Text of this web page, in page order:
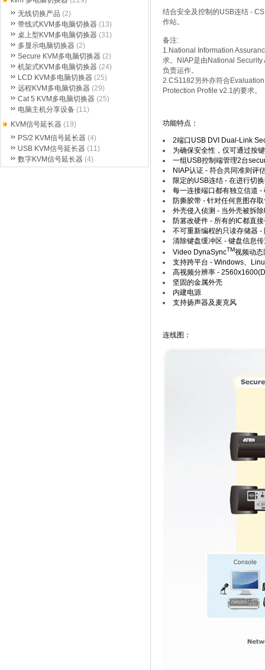
结合安全及控制的USB连结 -
作站。
备注:
1.National Information
求。NIAP是由National
负责运作。
2.CS1182另外亦符合
Protection Profile v2.1的要求。
功能特点：
2端口USB DVI Dual-Link
为确保安全性，仅可通过按
一组USB控制端管理2台
NIAP认证 - 符合共同准则评
限定的USB连结 - 在进行切
每一连接端口都有独立信道
防撕胶带 - 针对任何意图存
外壳侵入侦测 - 当外壳被拆
防篡改硬件 - 所有的IC都直
不可重新编程的只读存储器
清除键盘缓冲区 - 键盘信息
Video DynaSyncTM视频动态
支持跨平台 - Windows、
高视频分辨率 -
坚固的金属外壳
内建电源
支持扬声器及麦克风
连线图：
无线切换产品 (2)
带线式KVM多电脑切换器 (13)
桌上型KVM多电脑切换器 (31)
多显示电脑切换器 (2)
Secure KVM多电脑切换器 (2)
机架式KVM多电脑切换器 (24)
LCD KVM多电脑切换器 (25)
远程KVM多电脑切换器 (29)
Cat 5 KVM多电脑切换器 (25)
电脑主机分享设备 (11)
KVM信号延长器 (19)
PS/2 KVM信号延长器 (4)
USB KVM信号延长器 (11)
数字KVM信号延长器 (4)